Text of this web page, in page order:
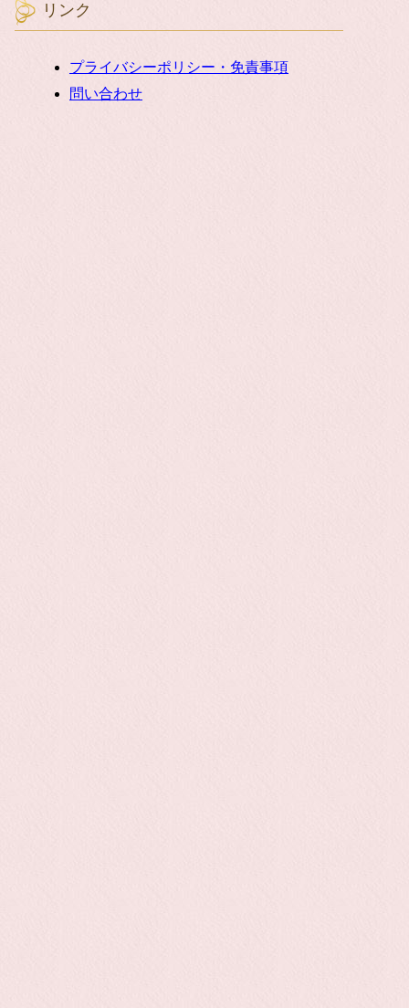
リンク
プライバシーポリシー・免責事項
問い合わせ